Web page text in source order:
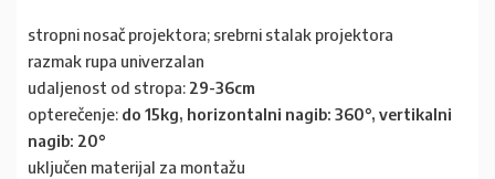
stropni nosač projektora; srebrni stalak projektora
razmak rupa univerzalan
udaljenost od stropa: 29-36cm
opterečenje: do 15kg, horizontalni nagib: 360°, vertikalni
nagib: 20°
uključen materijal za montažu